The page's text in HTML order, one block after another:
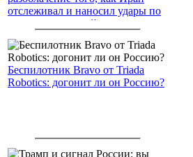
отслеживал и наносил удары по
американским войскам
Беспилотник Bravo от Triada
Robotics: догонит ли он Россию?